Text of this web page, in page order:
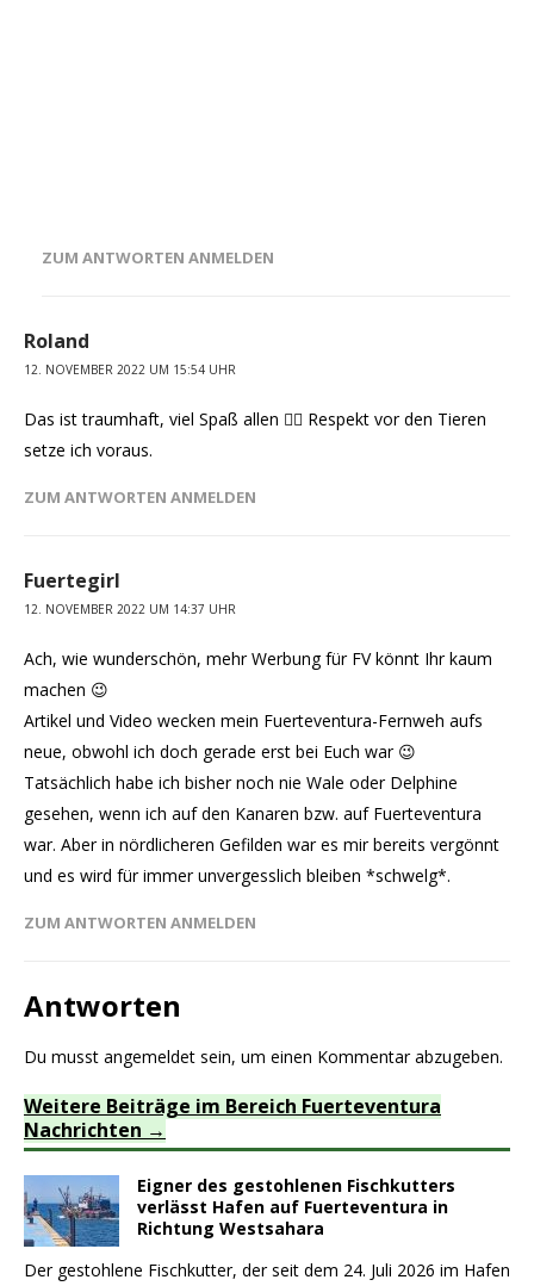
ZUM ANTWORTEN ANMELDEN
Roland
12. NOVEMBER 2022 UM 15:54 UHR
Das ist traumhaft, viel Spaß allen 🧜‍♂️ Respekt vor den Tieren
setze ich voraus.
ZUM ANTWORTEN ANMELDEN
Fuertegirl
12. NOVEMBER 2022 UM 14:37 UHR
Ach, wie wunderschön, mehr Werbung für FV könnt Ihr kaum
machen 😉
Artikel und Video wecken mein Fuerteventura-Fernweh aufs
neue, obwohl ich doch gerade erst bei Euch war 😉
Tatsächlich habe ich bisher noch nie Wale oder Delphine
gesehen, wenn ich auf den Kanaren bzw. auf Fuerteventura
war. Aber in nördlicheren Gefilden war es mir bereits vergönnt
und es wird für immer unvergesslich bleiben *schwelg*.
ZUM ANTWORTEN ANMELDEN
Antworten
Du musst angemeldet sein, um einen Kommentar abzugeben.
Weitere Beiträge im Bereich Fuerteventura
Nachrichten
Eigner des gestohlenen Fischkutters
verlässt Hafen auf Fuerteventura in
Richtung Westsahara
Der gestohlene Fischkutter, der seit dem 24. Juli 2026 im Hafen